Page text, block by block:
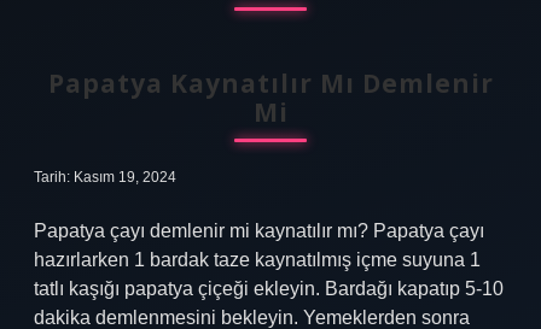
Papatya Kaynatılır Mı Demlenir
Mi
Tarih: Kasım 19, 2024
Papatya çayı demlenir mi kaynatılır mı? Papatya çayı
hazırlarken 1 bardak taze kaynatılmış içme suyuna 1
tatlı kaşığı papatya çiçeği ekleyin. Bardağı kapatıp 5-10
dakika demlenmesini bekleyin. Yemeklerden sonra